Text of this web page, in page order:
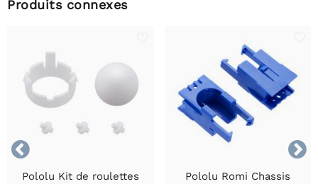
Produits connexes


Pololu Kit de roulettes
Pololu Romi Chassis